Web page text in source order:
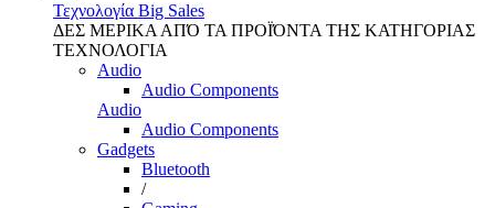
Τεχνολογία Big Sales
ΔΕΣ ΜΕΡΙΚΑ ΑΠΌ ΤΑ ΠΡΟΪΌΝΤΑ ΤΗΣ ΚΑΤΗΓΟΡΙΑΣ
ΤΕΧΝΟΛΟΓΙΑ
Audio
Audio Components
Audio
Audio Components
Gadgets
Bluetooth
/